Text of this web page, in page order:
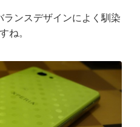
ンスデザインによく馴染
ね。